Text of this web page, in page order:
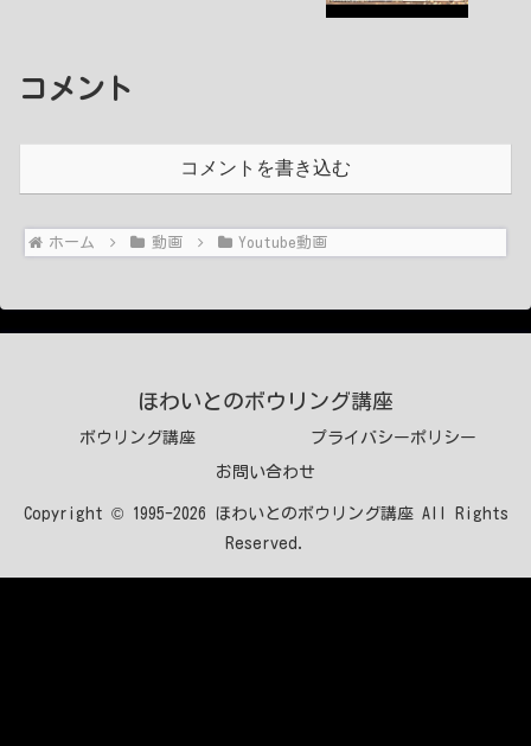
コメント
コメントを書き込む
ホーム 動画 Youtube動画
ほわいとのボウリング講座
ボウリング講座 プライバシーポリシー
お問い合わせ
Copyright © 1995-2026 ほわいとのボウリング講座 All Rights
Reserved.